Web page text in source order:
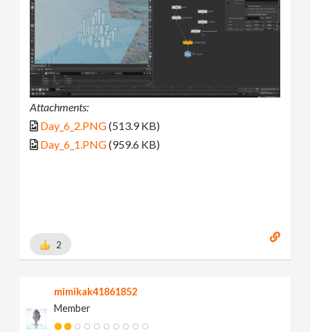
Attachments:
Day_6_2.PNG(513.9 KB)
Day_6_1.PNG(959.6 KB)
2
mimikak41861852
Member